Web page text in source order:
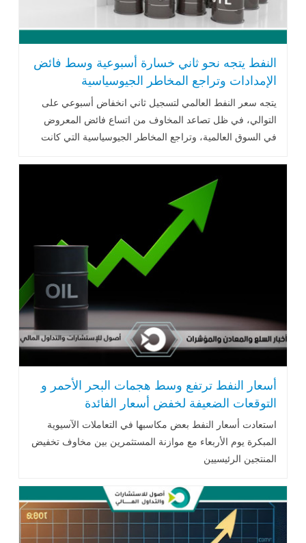
النفط يتجه نحو ثاني خسارة أسبوعية وسط فائض
الإمدادات وتراجع المخاطر الجيوسياسية
يتجه سعر النفط العالمي لتسجيل ثاني انخفاض أسبوعي على
التوالي، في ظل تصاعد المخاوف من اتساع فائض المعروض
في السوق العالمية، وتراجع المخاطر الجيوسياسية التي كانت
أسعار النفط ترتفع وسط هجمات البحر الأحمر و
التوقعات الضعيفة لخفض أسعار الفائدة
استعادت أسعار النفط بعض مكاسبها في التعاملات الآسيوية
المبكرة يوم الأربعاء مع موازنة المستثمرين بين مخاوف تخفيض
المنتجين الرئيسيين